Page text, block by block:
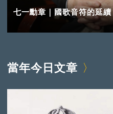
七一勳章｜國歌音符的延
當年今日文章